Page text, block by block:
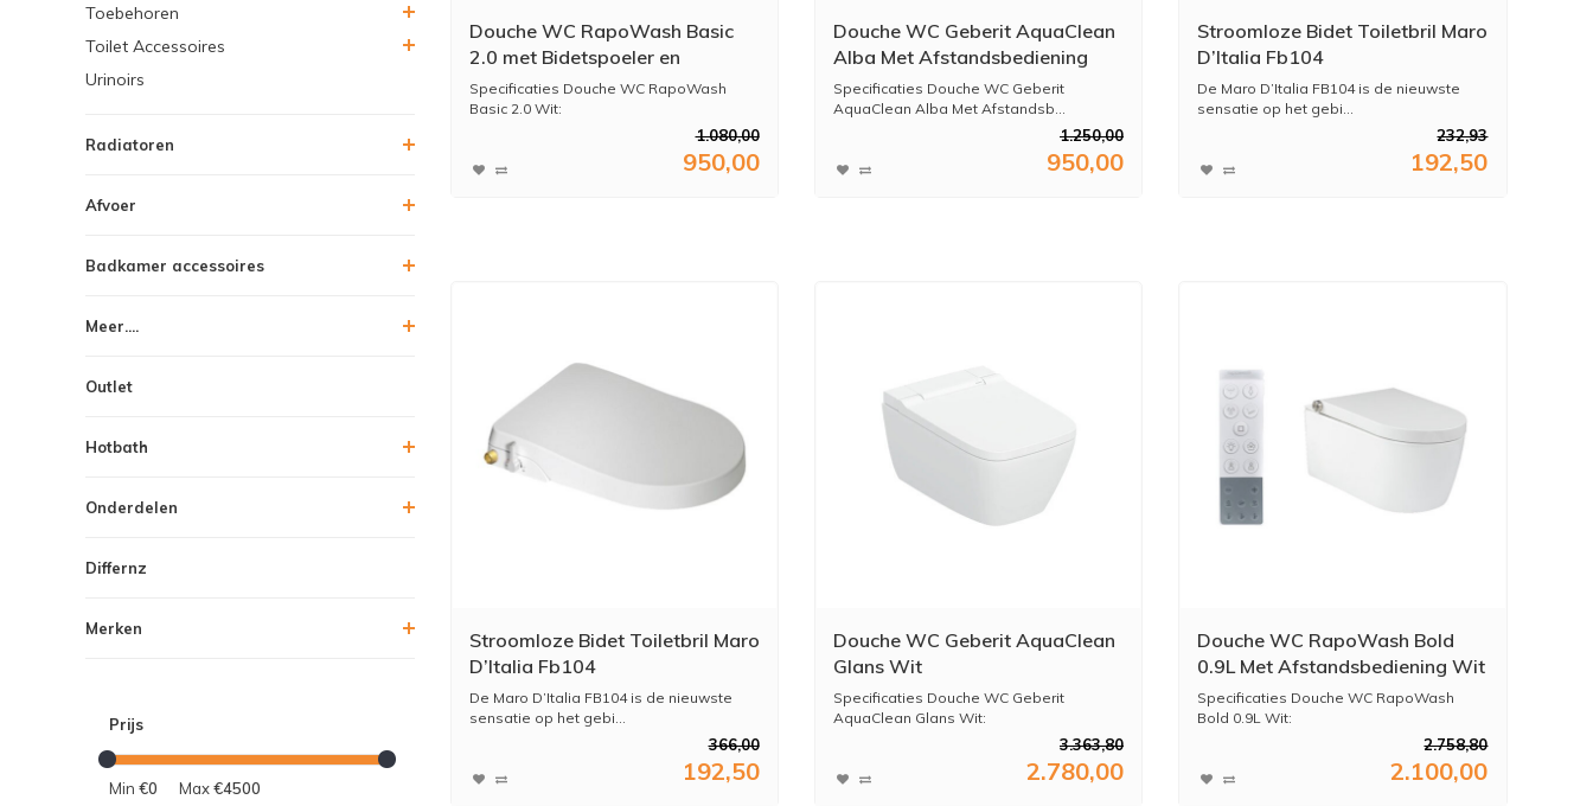
Toebehoren
Toilet Accessoires
Urinoirs
Radiatoren
Afvoer
Badkamer accessoires
Meer....
Outlet
Hotbath
Onderdelen
Differnz
Merken
Prijs
Min €0 Max€4500
Douche WC RapoWash Basic
2.0 met Bidetspoeler en
Afstandsbediening Wit
Specificaties Douche WC RapoWash
Basic 2.0 Wit:
* Me...
1.080,00
950,00
Douche WC Geberit AquaClean
Alba Met Afstandsbediening
Wit
Specificaties Douche WC Geberit
AquaClean Alba Met Afstandsb...
1.250,00
950,00
Stroomloze Bidet Toiletbril Maro
D’Italia Fb104
De Maro D’Italia FB104 is de nieuwste
sensatie op het gebi...
232,93
192,50
Stroomloze Bidet Toiletbril Maro
D’Italia Fb104
De Maro D’Italia FB104 is de nieuwste
sensatie op het gebi...
366,00
192,50
Douche WC Geberit AquaClean
Glans Wit
Specificaties Douche WC Geberit
AquaClean Glans Wit:
* ...
3.363,80
2.780,00
Douche WC RapoWash Bold
0.9L Met Afstandsbediening Wit
- DWC-004
Specificaties Douche WC RapoWash
Bold 0.9L Wit:
* Kleur...
2.758,80
2.100,00